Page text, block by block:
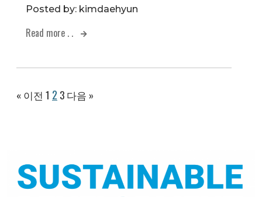
Posted by: kimdaehyun
Read more . .
« 이전 1 2 3 다음 »